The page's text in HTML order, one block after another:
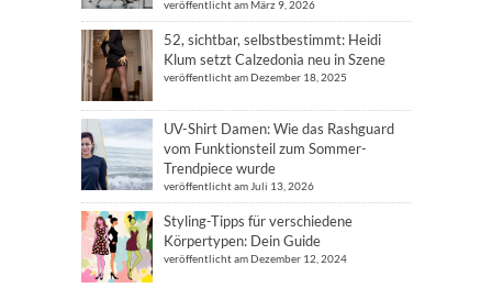
veröffentlicht am März 9, 2026
52, sichtbar, selbstbestimmt: Heidi
Klum setzt Calzedonia neu in Szene
veröffentlicht am Dezember 18, 2025
UV-Shirt Damen: Wie das Rashguard
vom Funktionsteil zum Sommer-
Trendpiece wurde
veröffentlicht am Juli 13, 2026
Styling-Tipps für verschiedene
Körpertypen: Dein Guide
veröffentlicht am Dezember 12, 2024